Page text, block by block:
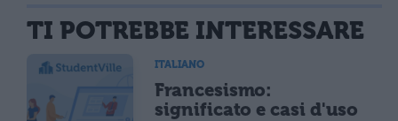
TI POTREBBE INTERESSARE
ITALIANO
Francesismo:
significato e casi d'uso